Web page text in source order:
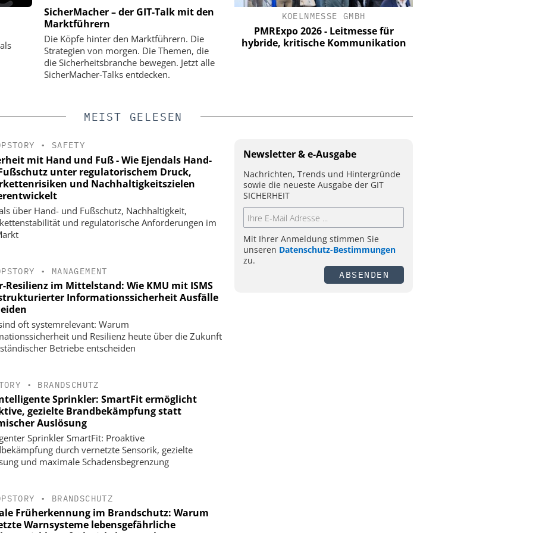
SicherMacher – der GIT-Talk mit den
Marktführern
Die Köpfe hinter den Marktführern. Die
Strategien von morgen. Die Themen, die
die Sicherheitsbranche bewegen. Jetzt alle
SicherMacher-Talks entdecken.
SEMTECH /SIERRA WIRELESS S.A.
Wie europäische Unternehmen
zuverlässige mobile
Videoüberwachung erreichen – ohne
das Budget zu sprengen
KOELNMESSE GMBH
PMRExpo 2026 - Leitmesse für
hybride, kritische Kommunikation
MEIST GELESEN
• SAFETY
mit Hand und Fuß - Wie Ejendals Hand-
unter regulatorischem Druck,
und Nachhaltigkeitszielen
über Hand- und Fußschutz, Nachhaltigkeit,
und regulatorische Anforderungen im
• MANAGEMENT
Resilienz im Mittelstand: Wie KMU mit ISMS
Informationssicherheit Ausfälle
oft systemrelevant: Warum
und Resilienz heute über die Zukunft
Betriebe entscheiden
• BRANDSCHUTZ
Sprinkler: SmartFit ermöglicht
gezielte Brandbekämpfung statt
Auslösung
Sprinkler SmartFit: Proaktive
durch vernetzte Sensorik, gezielte
und maximale Schadensbegrenzung
• BRANDSCHUTZ
Früherkennung im Brandschutz: Warum
Warnsysteme lebensgefährliche
Newsletter & e-Ausgabe
Nachrichten, Trends und Hintergründe
sowie die neueste Ausgabe der GIT
SICHERHEIT
Mit Ihrer Anmeldung stimmen Sie
unseren Datenschutz-Bestimmungen
zu.
ABSENDEN